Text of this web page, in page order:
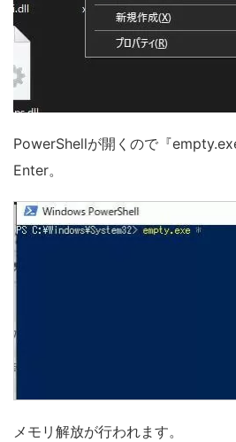
PowerShellが開くので『
Enter。
メモリ解放が行われます。